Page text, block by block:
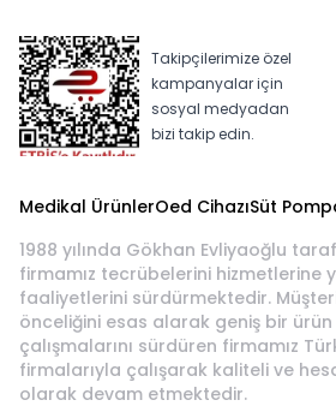
Takipçilerimize özel
kampanyalar için
sosyal medyadan
bizi takip edin.
Medikal ÜrünlerOed CihazıSüt
1988 yılında Gökhan Evliyaoğlu
firmamız tecrübelerini hizmetlerine
faaliyetlerini sürdürmektedir.
önceliğini esas alarak geniş bir
çalışmalarını sürdüren firmamız
firmalarıyla çalışarak kaliteli ve
olarak devam etmektedir.